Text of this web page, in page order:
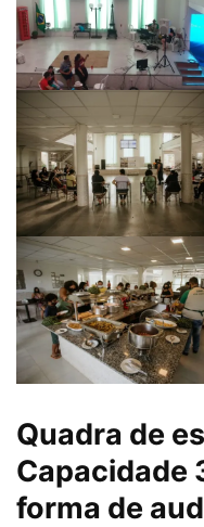
Quadra de
Capacidade
forma de